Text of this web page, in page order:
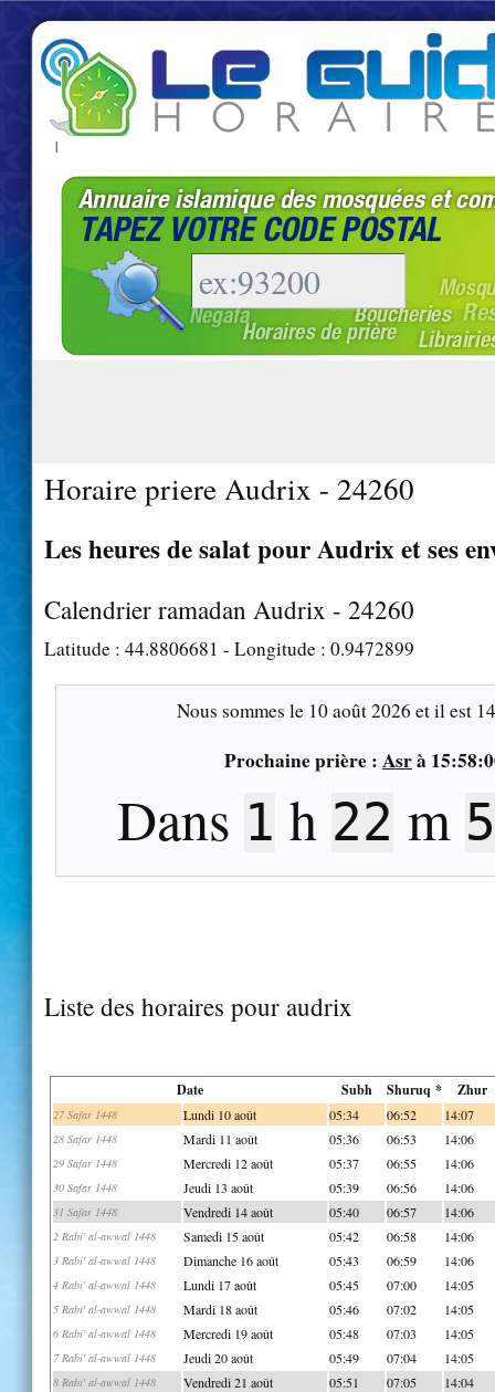
|
Horaire priere Audrix - 24260
Les heures de salat pour Audrix et ses
Calendrier ramadan Audrix - 24260
Latitude : 44.8806681 - Longitude : 0.9472899
Nous sommes le 10 août 2026 et il est
Prochaine prière : Asrà
Dans 1 h 22 m
Liste des horaires pour audrix
Date Subh Shuruq * Zhur
27 Safar 1448 Lundi 10 août 05:34 06:52 14:07
28 Safar 1448 Mardi 11 août 05:36 06:53 14:06
29 Safar 1448 Mercredi 12 août 05:37 06:55 14:06
30 Safar 1448 Jeudi 13 août 05:39 06:56 14:06
31 Safar 1448 Vendredi 14 août 05:40 06:57 14:06
2 Rabi' al-awwal 1448 Samedi 15 août 05:42 06:58 14:06
3 Rabi' al-awwal 1448 Dimanche 16 août 05:43 06:59 14:06
4 Rabi' al-awwal 1448 Lundi 17 août 05:45 07:00 14:05
5 Rabi' al-awwal 1448 Mardi 18 août 05:46 07:02 14:05
6 Rabi' al-awwal 1448 Mercredi 19 août 05:48 07:03 14:05
7 Rabi' al-awwal 1448 Jeudi 20 août 05:49 07:04 14:05
8 Rabi' al-awwal 1448 Vendredi 21 août 05:51 07:05 14:04